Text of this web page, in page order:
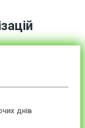
днів